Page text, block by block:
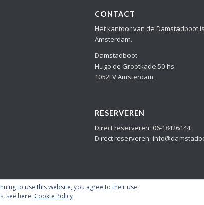
CONTACT
Het kantoor van de Damstadboot
Amsterdam.
Damstadboot
Hugo de Grootkade 50-hs
1052LV Amsterdam
RESERVEREN
Direct reserveren: 06-18426144
Direct reserveren:
to use this website, you agree to their use.
see here: Cookie Policy